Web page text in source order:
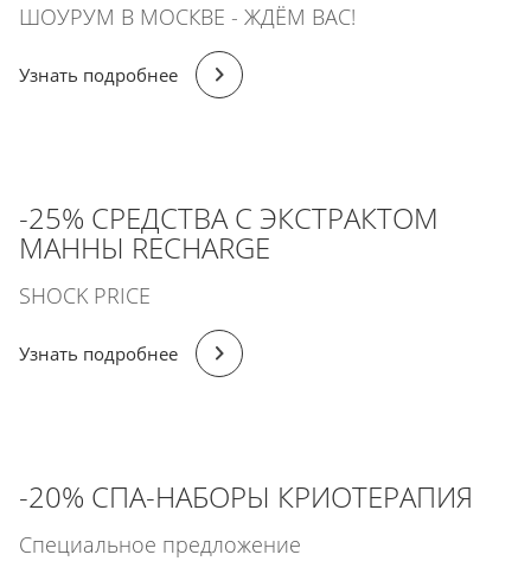
ШОУРУМ В МОСКВЕ - ЖДЁМ ВАС!
Узнать подробнее
-25% СРЕДСТВА С ЭКСТРАКТОМ
МАННЫ RECHARGE
SHOCK PRICE
Узнать подробнее
-20% СПА-НАБОРЫ КРИОТЕРАПИЯ
Специальное предложение